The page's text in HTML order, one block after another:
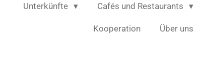
Unterkünfte Cafés und Restaurants
Kooperation Über uns